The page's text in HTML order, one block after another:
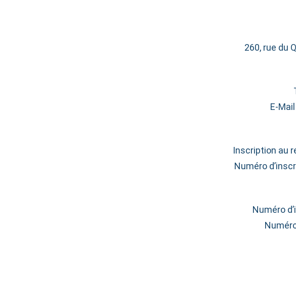
260, rue du
E-Mail
Inscription au
Numéro
Numéro